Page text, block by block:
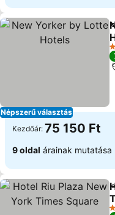
Népszerű választás
Kezdőár: 75 150 Ft
9 oldal árainak mutatása